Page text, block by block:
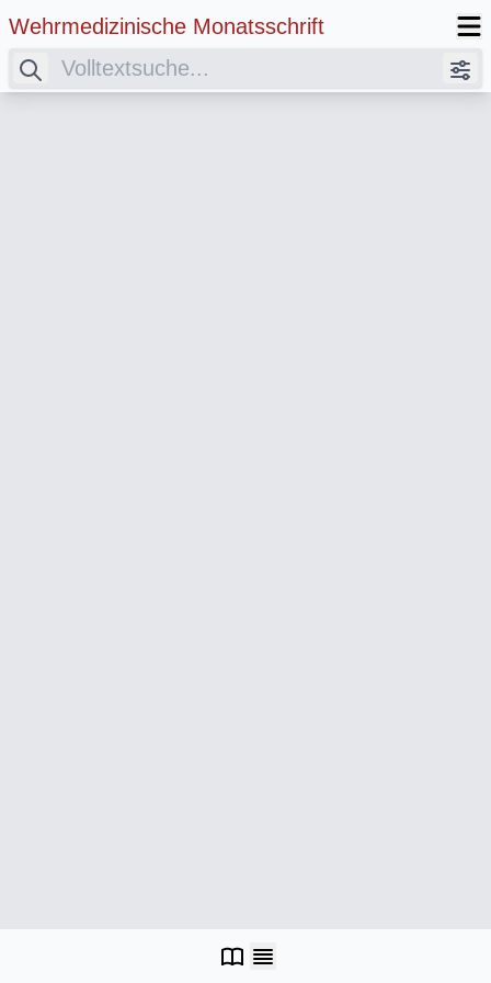
Wehrmedizinische Monatsschrift